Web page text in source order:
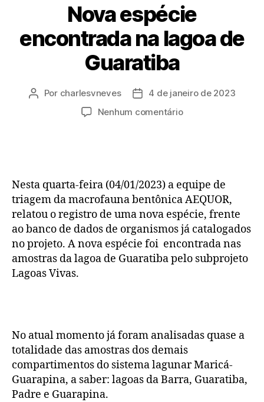
Nova espécie
encontrada na lagoa de
Guaratiba
Por charlesvneves
4 de janeiro de 2023
Nenhum comentário
Nesta quarta-feira (04/01/2023) a equipe de
triagem da macrofauna bentônica AEQUOR,
relatou o registro de uma nova espécie, frente
ao banco de dados de organismos já catalogados
no projeto. A nova espécie foi encontrada nas
amostras da lagoa de Guaratiba pelo subprojeto
Lagoas Vivas.
No atual momento já foram analisadas quase a
totalidade das amostras dos demais
compartimentos do sistema lagunar Maricá-
Guarapina, a saber: lagoas da Barra, Guaratiba,
Padre e Guarapina.